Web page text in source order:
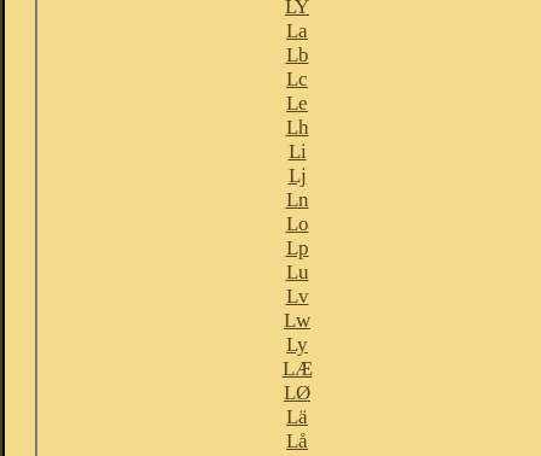
LY
La
Lb
Lc
Le
Lh
Li
Lj
Ln
Lo
Lp
Lu
Lv
Lw
Ly
LÆ
LØ
Lä
Lå